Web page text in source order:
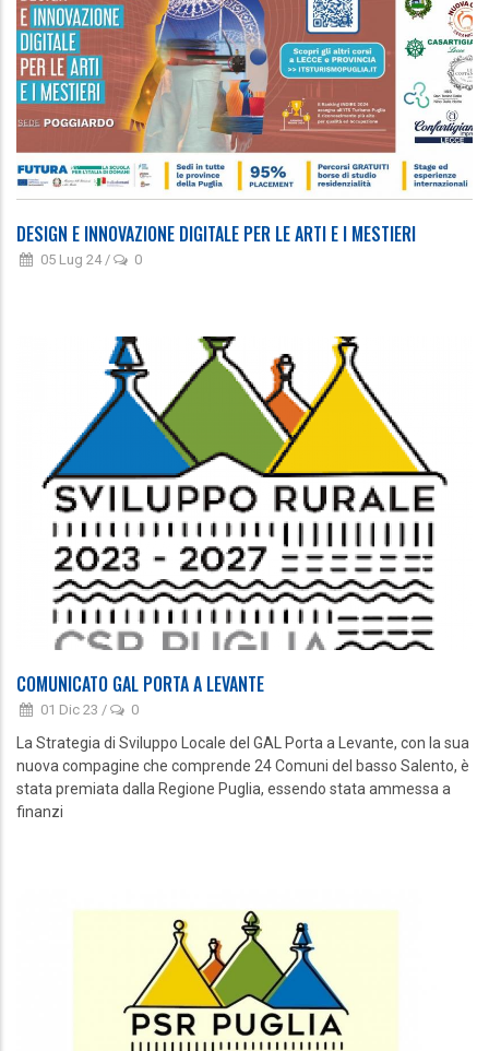
DESIGN E INNOVAZIONE DIGITALE PER LE ARTI E I MESTIERI
05 Lug 24 / 0
COMUNICATO GAL PORTA A LEVANTE
01 Dic 23 / 0
La Strategia di Sviluppo Locale del GAL Porta a Levante, con la sua
nuova compagine che comprende 24 Comuni del basso Salento, è
stata premiata dalla Regione Puglia, essendo stata ammessa a
finanzi